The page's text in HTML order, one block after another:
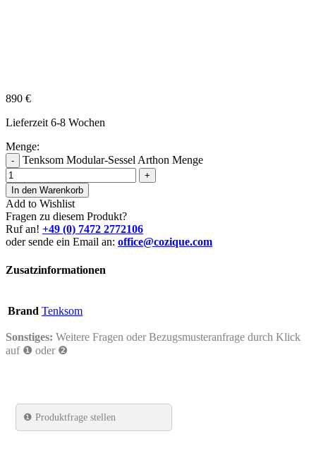
890 €
Lieferzeit 6-8 Wochen
Menge:
- Tenksom Modular-Sessel Arthon Menge
+
In den Warenkorb
Add to Wishlist
Fragen zu diesem Produkt?
Ruf an! +49 (0) 7472 2772106
oder sende ein Email an: office@cozique.com
Zusatzinformationen
Brand Tenksom
Sonstiges: Weitere Fragen oder Bezugsmusteranfrage durch Klick
auf ❶ oder ❷
❶ Produktfrage stellen